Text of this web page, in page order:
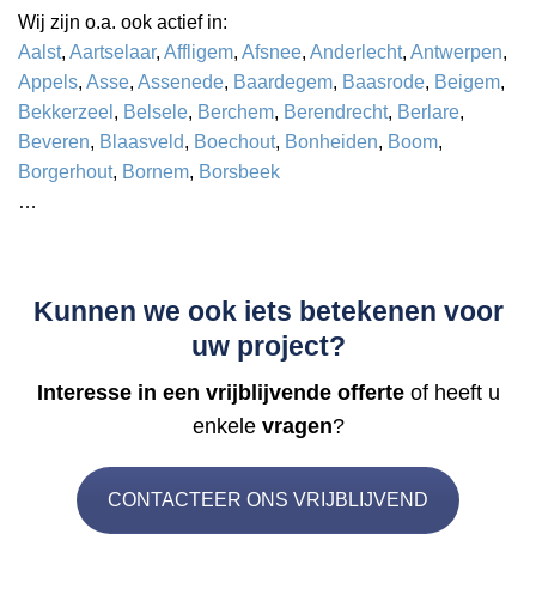
Wij zijn o.a. ook actief in:
Aalst, Aartselaar, Affligem, Afsnee, Anderlecht, Antwerpen,
Appels, Asse, Assenede, Baardegem, Baasrode, Beigem,
Bekkerzeel , Belsele, Berchem, Berendrecht, Berlare,
Beveren, Blaasveld, Boechout, Bonheiden, Boom,
Borgerhout, Bornem, Borsbeek
…
Kunnen we ook iets betekenen voor
uw project?
Interesse in een vrijblijvende offerte of heeft u
enkelevragen?
CONTACTEER ONS VRIJBLIJVEND